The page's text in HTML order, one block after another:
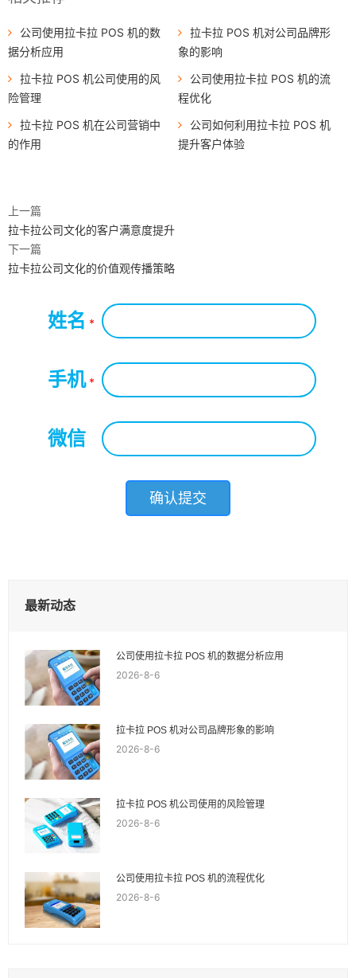
公司使用拉卡拉 POS 机的数
据分析应用
拉卡拉 POS 机对公司品牌形
象的影响
拉卡拉 POS 机公司使用的风
险管理
公司使用拉卡拉 POS 机的流
程优化
拉卡拉 POS 机在公司营销中
的作用
公司如何利用拉卡拉 POS 机
提升客户体验
上一篇
拉卡拉公司文化的客户满意度提升
下一篇
拉卡拉公司文化的价值观传播策略
姓名 *
手机*
微信
最新动态
公司使用拉卡拉 POS 机的数据分析应用
2026-8-6
拉卡拉 POS 机对公司品牌形象的影响
2026-8-6
拉卡拉 POS 机公司使用的风险管理
2026-8-6
公司使用拉卡拉 POS 机的流程优化
2026-8-6